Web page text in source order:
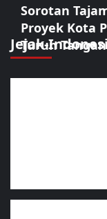
Jejak-
Sorotan
Proyek Kota
Turun